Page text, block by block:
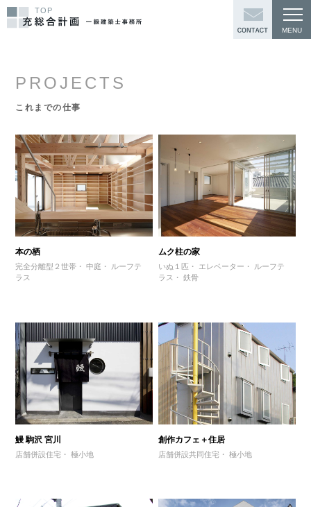
TOP
PROJECTS
これまでの仕事
本の栖
完全分離型２世帯 中庭
ルーフテ
ラス
ムク柱の家
いぬ１匹 エレベーター
ルーフテ
ラス
鉄骨
鰻 駒沢 宮川
店舗併設住宅 極小地
創作カフェ＋住居
店舗併設共同住宅 極小地